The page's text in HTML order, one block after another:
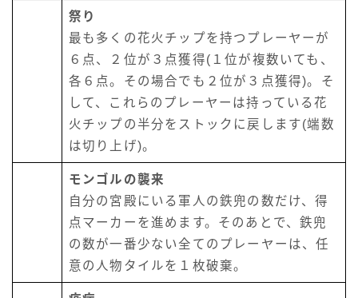
祭り
最も多くの花火チップを持つプレーヤーが
６点、２位が３点獲得(１位が複数いても、
各６点。その場合でも２位が３点獲得)。そ
して、これらのプレーヤーは持っている花
火チップの半分をストックに戻します(端数
は切り上げ)。
モンゴルの襲来
自分の宮殿にいる軍人の鉄兜の数だけ、得
点マーカーを進めます。そのあとで、鉄兜
の数が一番少ない全てのプレーヤーは、任
意の人物タイルを１枚破棄。